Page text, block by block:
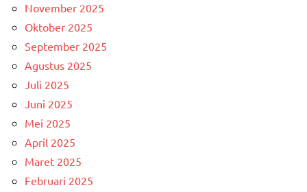
November 2025
Oktober 2025
September 2025
Agustus 2025
Juli 2025
Juni 2025
Mei 2025
April 2025
Maret 2025
Februari 2025